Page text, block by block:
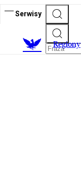
Serwisy
Regiony